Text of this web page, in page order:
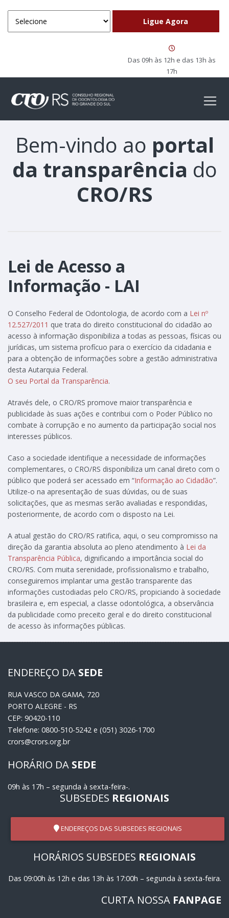
Das 09h às 12h e das 13h às
17h
Bem-vindo ao portal
da transparência do
CRO/RS
Lei de Acesso a
Informação - LAI
O Conselho Federal de Odontologia, de acordo com a Lei nº
12.527/2011 que trata do direito constitucional do cidadão ao
acesso à informação disponibiliza a todas as pessoas, físicas ou
jurídicas, um sistema profícuo para o exercício da cidadania e
para a obtenção de informações sobre a gestão administrativa
desta Autarquia Federal.
O seu Portal da Transparência.
Através dele, o CRO/RS promove maior transparência e
publicidade às suas ações e contribui com o Poder Público no
combate à corrupção e no aumento da participação social nos
interesses públicos.
Caso a sociedade identifique a necessidade de informações
complementares, o CRO/RS disponibiliza um canal direto com o
público que poderá ser acessado em “Informação ao Cidadão”.
Utilize-o na apresentação de suas dúvidas, ou de suas
solicitações, que as mesmas serão avaliadas e respondidas,
posteriormente, de acordo com o disposto na Lei.
A atual gestão do CRO/RS ratifica, aqui, o seu compromisso na
direção da garantia absoluta ao pleno atendimento à Lei da
Transparência Pública, dignificando a importância social do
CRO/RS. Com muita serenidade, profissionalismo e trabalho,
conseguiremos implantar uma gestão transparente das
informações custodiadas pelo CRO/RS, propiciando à sociedade
brasileira e, em especial, a classe odontológica, a observância
da publicidade como preceito geral e do direito constitucional
de acesso às informações públicas.
ENDEREÇO DA SEDE
RUA VASCO DA GAMA, 720
PORTO ALEGRE - RS
CEP: 90420-110
Telefone: 0800-510-5242 e (051) 3026-1700
crors@crors.org.br
HORÁRIO DA SEDE
09h às 17h – segunda à sexta-feira-.
SUBSEDES REGIONAIS
ENDEREÇOS DAS SUBSEDES REGIONAIS
HORÁRIOS SUBSEDES REGIONAIS
Das 09:00h às 12h e das 13h às 17:00h – segunda à sexta-feira.
CURTA NOSSA FANPAGE